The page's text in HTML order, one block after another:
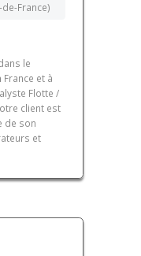
France)
le
et à
Flotte /
client est
de son
et